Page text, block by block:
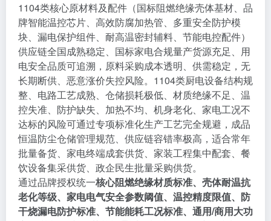
1104类核心原材料及配件（国标阻燃绝缘壳体基材、品
牌智能温控芯片、高效防腐加热管、多重安全防护模
块、漏电保护组件、耐高温密封辅料、节能电控配件）
供应链全国成熟稳定、国标家电合规量产货源充足、用
电安全品质可追溯，原料采购成本透明、供需稳定，无
长期断供、恶意涨价失控风险。1104类厨电设备结构规
整、电路工艺成熟、仓储损耗极低、材质绝缘不足、温
控失准、防护缺失、加热不均、机身老化、家电工况不
达标的风险可通过专项标准化生产工艺完全规避，成品
恒温防尘仓储管理规范、供应链容错率极高，适合常年
批量备货、家电终端成套供货、家装工程集中配套、餐
饮设备集采供货、政企民生批量采购供货。
通过品牌授权统一核心阻燃绝缘材质标准、壳体耐温抗
老化等级、家电电气安全参数阈值、温控精度限值、防
干烧漏电防护标准、节能能耗工况标准、通用/商用大功